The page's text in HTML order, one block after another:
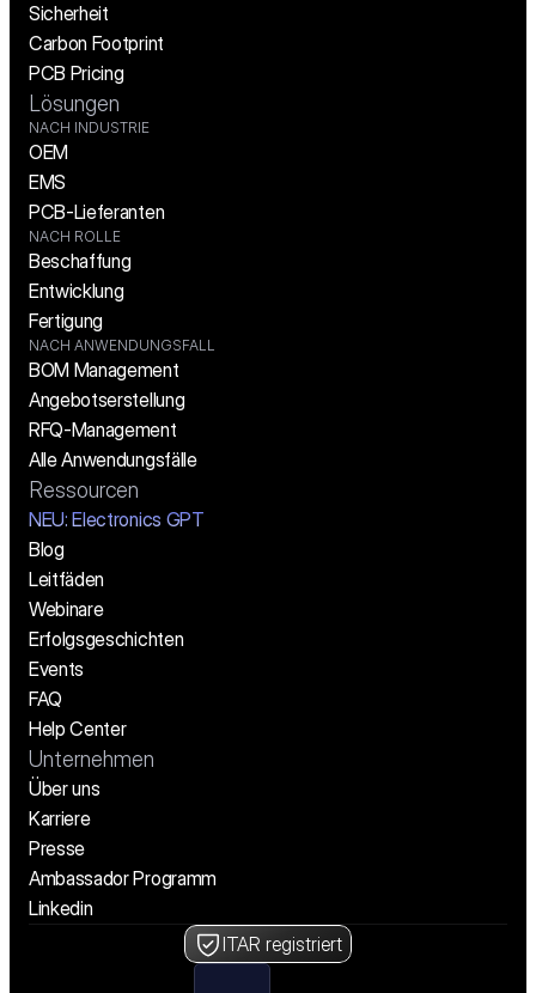
Sicherheit
Carbon Footprint
PCB Pricing
Lösungen
NACH INDUSTRIE
OEM
EMS
PCB-Lieferanten
NACH ROLLE
Beschaffung
Entwicklung
Fertigung
NACH ANWENDUNGSFALL
BOM Management
Angebotserstellung
RFQ-Management
Alle Anwendungsfälle
Ressourcen
NEU: Electronics GPT
Blog
Leitfäden
Webinare
Erfolgsgeschichten
Events
FAQ
Help Center
Unternehmen
Über uns
Karriere
Presse
Ambassador Programm
Linkedin
ITAR registriert